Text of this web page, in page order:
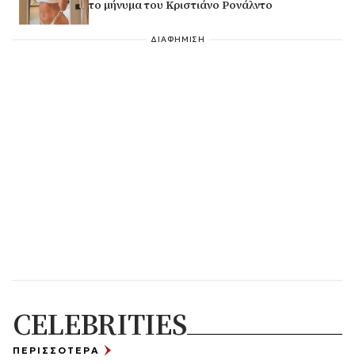
το μήνυμα του Κριστιάνο Ρονάλντο
ΔΙΑΦΗΜΙΣΗ
CELEBRITIES
ΠΕΡΙΣΣΟΤΕΡΑ